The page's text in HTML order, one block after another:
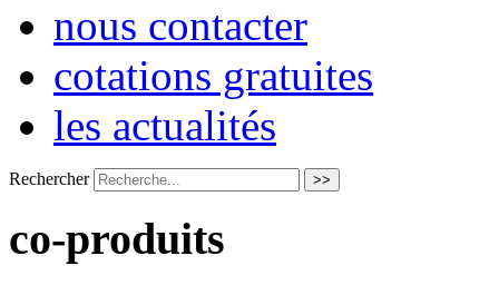
nous contacter
cotations gratuites
les actualités
Rechercher >>
co-produits